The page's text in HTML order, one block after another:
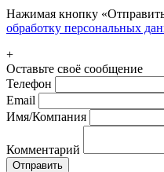
Нажимая кнопку
обработку персональных
+
Оставьте своё сообщение
Телефон
Email
Имя/Компания
Комментарий
Отправить